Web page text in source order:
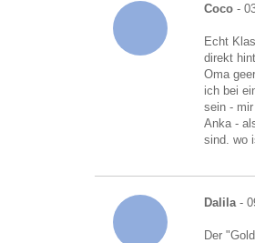
Coco -
Echt
direkt
Oma
ich bei
sein -
Anka -
sind. wo
Dalila-
Der